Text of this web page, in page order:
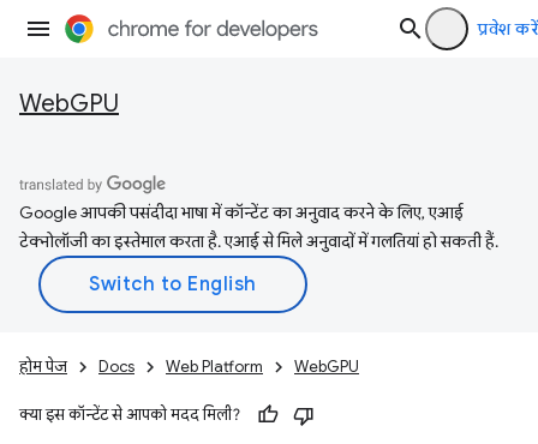
प्रवेश करें
WebGPU
Google आपकी पसंदीदा भाषा में कॉन्टेंट का अनुवाद करने के लिए, एआई
टेक्नोलॉजी का इस्तेमाल करता है. एआई से मिले अनुवादों में गलतियां हो सकती हैं.
होम पेज Docs Web Platform WebGPU
क्या इस कॉन्टेंट से आपको मदद मिली?